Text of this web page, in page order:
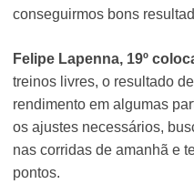
conseguirmos bons
Felipe Lapenna, 19º
treinos livres, o resultado
rendimento em algumas
os ajustes necessários,
nas corridas de amanhã e
pontos.